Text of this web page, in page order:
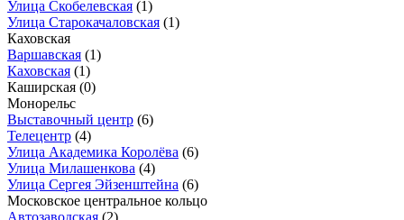
Улица Скобелевская (1)
Улица Старокачаловская (1)
Каховская
Варшавская (1)
Каховская (1)
Каширская (0)
Монорельс
Выставочный центр (6)
Телецентр (4)
Улица Академика Королёва (6)
Улица Милашенкова (4)
Улица Сергея Эйзенштейна (6)
Московское центральное кольцо
Автозаводская (2)